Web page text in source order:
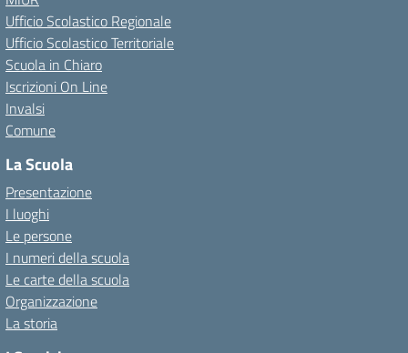
Ufficio Scolastico Regionale
Ufficio Scolastico Territoriale
Scuola in Chiaro
Iscrizioni On Line
Invalsi
Comune
La Scuola
Presentazione
I luoghi
Le persone
I numeri della scuola
Le carte della scuola
Organizzazione
La storia